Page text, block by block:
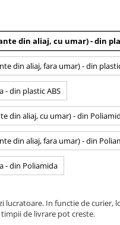
din aliaj, cu umar) - din
din aliaj, fara umar) - din
- din plastic ABS
din aliaj, cu umar) - din
din aliaj, fara umar) - din
- din Poliamida
lucratoare. In functie de curier,
de livrare pot creste.